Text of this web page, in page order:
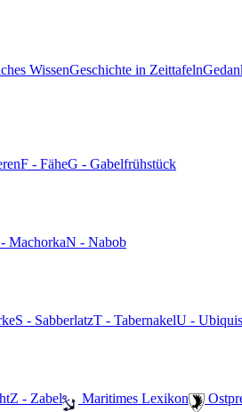
WissenGeschichte in Zeittafeln
F - FäheG - Gabelfrühstück
MachorkaN - Nabob
S - SabberlatzT - TabernakelU -
Z - Zabel ️ Maritimes Lexikon